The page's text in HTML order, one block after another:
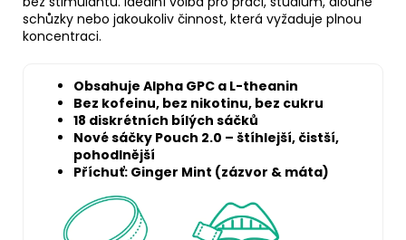
schůzky nebo jakoukoliv činnost, která vyžaduje plnou
koncentraci.
Obsahuje Alpha GPC a L-theanin
Bez kofeinu, bez nikotinu, bez cukru
18 diskrétních bílých sáčků
Nové sáčky Pouch 2.0 – štíhlejší, čistší,
pohodlnější
Příchuť: Ginger Mint (zázvor & máta)